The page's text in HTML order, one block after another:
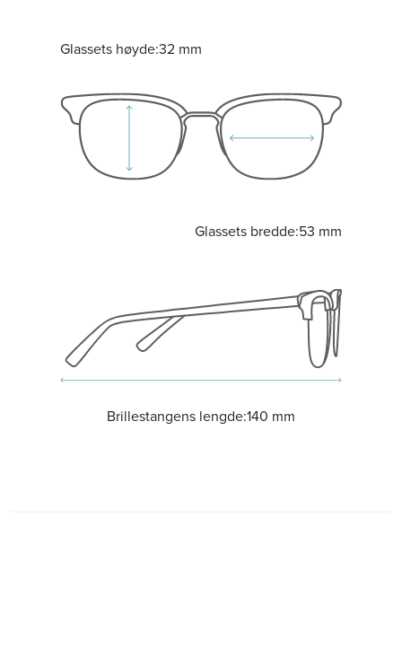
Glassets høyde:32 mm
Glassets bredde:53 mm
Brillestangens lengde:140 mm